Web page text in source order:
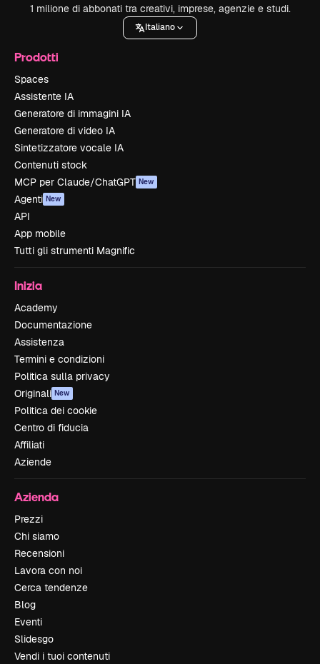
1 milione di abbonati tra creativi, imprese, agenzie e studi.
Italiano
Prodotti
Spaces
Assistente IA
Generatore di immagini IA
Generatore di video IA
Sintetizzatore vocale IA
Contenuti stock
MCP per Claude/ChatGPT New
Agenti New
API
App mobile
Tutti gli strumenti Magnific
Inizia
Academy
Documentazione
Assistenza
Termini e condizioni
Politica sulla privacy
Originali New
Politica dei cookie
Centro di fiducia
Affiliati
Aziende
Azienda
Prezzi
Chi siamo
Recensioni
Lavora con noi
Cerca tendenze
Blog
Eventi
Slidesgo
Vendi i tuoi contenuti